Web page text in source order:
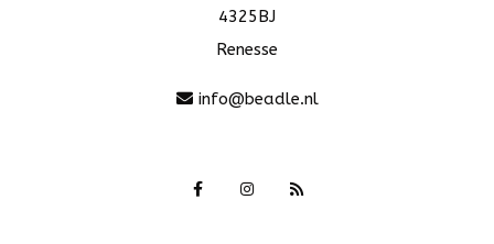
4325BJ
Renesse
info@beadle.nl